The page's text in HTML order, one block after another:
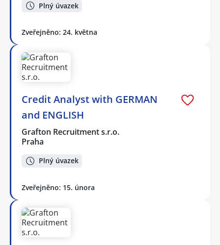
Plný úvazek
Zveřejněno: 24. května
Credit Analyst with GERMAN
and ENGLISH
Grafton Recruitment s.r.o.
Praha
Plný úvazek
Zveřejněno: 15. února